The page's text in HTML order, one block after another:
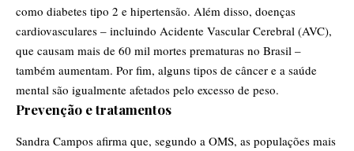
como diabetes tipo 2 e hipertensão. Além disso, doenças
cardiovasculares – incluindo Acidente Vascular Cerebral (AVC),
que causam mais de 60 mil mortes prematuras no Brasil –
também aumentam. Por fim, alguns tipos de câncer e a saúde
mental são igualmente afetados pelo excesso de peso.
Prevenção e tratamentos
Sandra Campos afirma que, segundo a OMS, as populações mais